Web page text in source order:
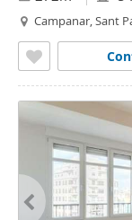
Campanar, Sant